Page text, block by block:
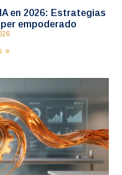
en 2026: Estrategias
empoderado
»